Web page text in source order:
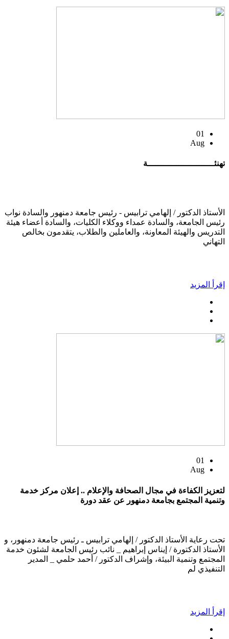
01
Aug
تهنئــــــــــــــــــــــــــة
الأستاذ الدكتور / إلهامي ترابيس - رئيس جامعة دمنهور والسادة نواب
رئيس الجامعة، والسادة عمداء ووكلاء الكليات، والسادة أعضاء هيئة
التدريس والهيئة المعاونة، والعاملين والطلاب، يتقدمون بخالص
التهاني
إقرأ المزيد
01
Aug
لتعزيز الكفاءة في مجال الصحافة والإعلام .. إعلان مركز خدمة
وتنمية المجتمع بجامعة دمنهور عن عقد دورة
تحت رعاية الأستاذ الدكتور / إلهامي ترابيس ـ رئيس جامعة دمنهور، و
الأستاذ الدكتورة / إيناس إبراهيم _ نائب رئيس الجامعة لشئون خدمة
المجتمع وتنمية البيئة، وإشراف الدكتور / أحمد حلمي _ المدير
التنفيذي لم
إقرأ المزيد